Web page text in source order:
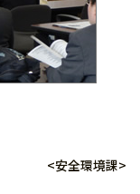
<安全環境課>